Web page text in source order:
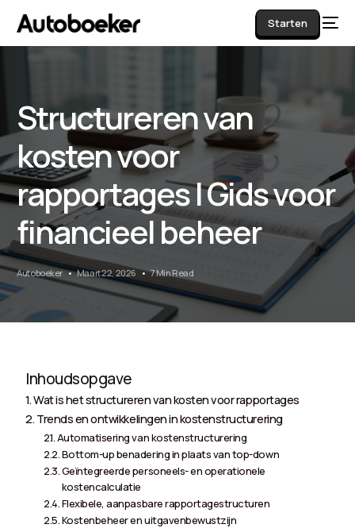
Starten
Structureren van
kosten voor
rapportages | Gids voor
financieel beheer
Autoboeker Maart 22, 2026 7 Min Read
Inhoudsopgave
Wat is het structureren van kosten voor rapportages
Trends en ontwikkelingen in kostenstructurering
Automatisering van kostenstructurering
Bottom-up benadering in plaats van top-down
Geïntegreerde personeels- en operationele
kostencalculatie
Flexibele, aanpasbare rapportagestructuren
Kostenbeheer en uitgavenbewustzijn
AI